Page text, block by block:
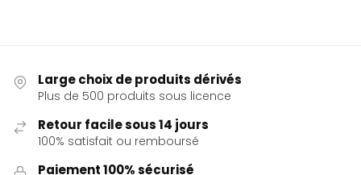
Large choix de produits dérivés
Plus de 500 produits sous licence
Retour facile sous 14 jours
100% satisfait ou remboursé
Paiement 100% sécurisé